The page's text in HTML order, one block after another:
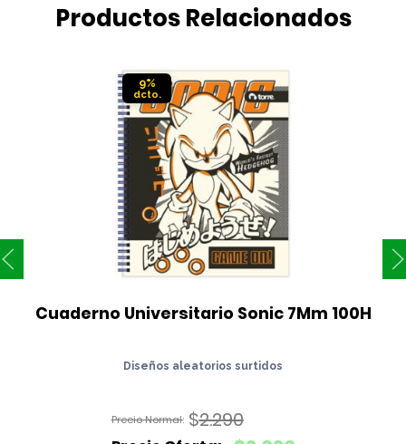
Productos Relacionados
9%
Cuaderno Universitario Sonic 7Mm 100H
Diseños aleatorios surtidos
$2.290